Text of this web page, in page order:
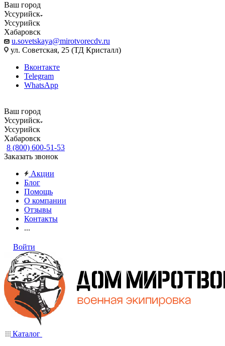
Ваш город
Уссурийск
Уссурийск
Хабаровск
u.sovetskaya@mirotvorecdv.ru
ул. Советская, 25 (ТД Кристалл)
Вконтакте
Telegram
WhatsApp
Ваш город
Уссурийск
Уссурийск
Хабаровск
8 (800) 600-51-53
Заказать звонок
Акции
Блог
Помощь
О компании
Отзывы
Контакты
...
Войти
Каталог